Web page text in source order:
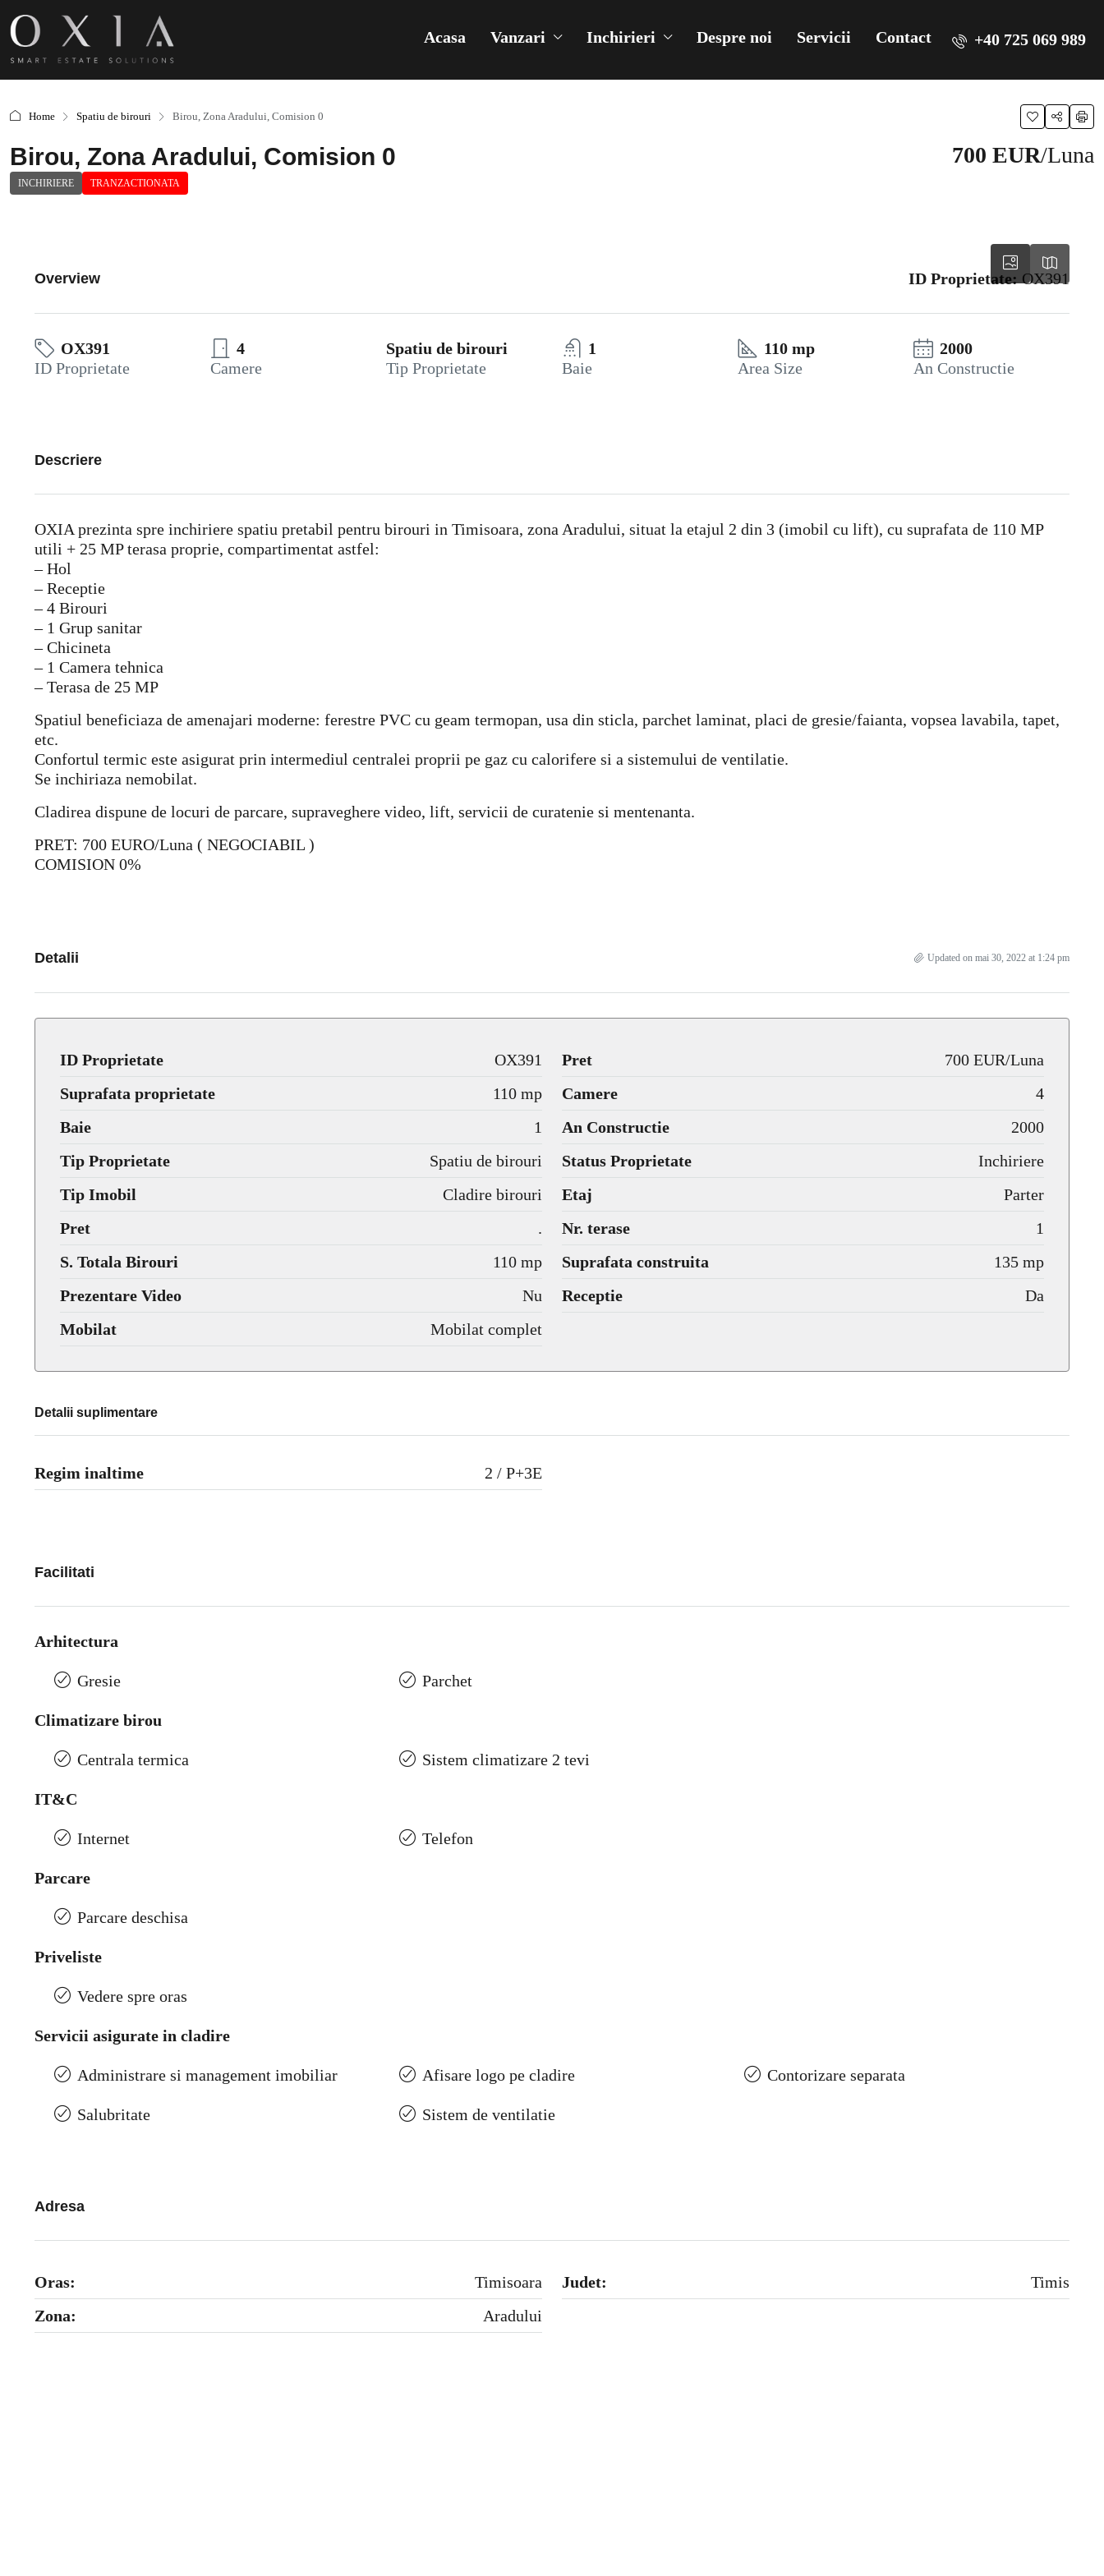
Acasa Vanzari Inchirieri Despre noi Servicii Contact +40 725 069 989
Home Spatiu de birouri Birou, Zona Aradului, Comision 0
Birou, Zona Aradului, Comision 0
INCHIRIERE TRANZACTIONATA
700 EUR/Luna
Overview ID Proprietate: OX391
OX391
ID Proprietate
4
Camere
Spatiu de birouri
Tip Proprietate
1
Baie
110 mp
Area Size
2000
An Constructie
Descriere
OXIA prezinta spre inchiriere spatiu pretabil pentru birouri in Timisoara, zona Aradului, situat la etajul 2 din 3 (imobil cu lift), cu suprafata de 110 MP
utili + 25 MP terasa proprie, compartimentat astfel:
– Hol
– Receptie
– 4 Birouri
– 1 Grup sanitar
– Chicineta
– 1 Camera tehnica
– Terasa de 25 MP
Spatiul beneficiaza de amenajari moderne: ferestre PVC cu geam termopan, usa din sticla, parchet laminat, placi de gresie/faianta, vopsea lavabila, tapet,
etc.
Confortul termic este asigurat prin intermediul centralei proprii pe gaz cu calorifere si a sistemului de ventilatie.
Se inchiriaza nemobilat.
Cladirea dispune de locuri de parcare, supraveghere video, lift, servicii de curatenie si mentenanta.
PRET: 700 EURO/Luna ( NEGOCIABIL )
COMISION 0%
Detalii Updated on mai 30, 2022 at 1:24 pm
ID Proprietate OX391 Pret
700 EUR/Luna
Suprafata proprietate
110 mp Camere
4
Baie
1 An Constructie
2000
Tip Proprietate
Spatiu de birouri Status Proprietate
Inchiriere
Tip Imobil
Cladire birouri Etaj
Parter
Pret
. Nr. terase
1
S. Totala Birouri
110 mp Suprafata construita
135 mp
Prezentare Video
Nu Receptie
Da
Mobilat
Mobilat complet
Detalii suplimentare
Regim inaltime 2 / P+3E
Facilitati
Arhitectura
Gresie Parchet
Climatizare birou
Centrala termica Sistem climatizare 2 tevi
IT&C
Internet Telefon
Parcare
Parcare deschisa
Priveliste
Vedere spre oras
Servicii asigurate in cladire
Administrare si management imobiliar Afisare logo pe cladire Contorizare separata
Salubritate Sistem de ventilatie
Adresa
Oras: Timisoara Judet:
Timis
Zona:
Aradului